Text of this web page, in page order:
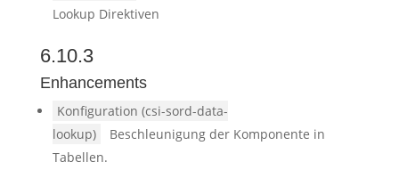
Lookup Direktiven
6.10.3
Enhancements
Konfiguration (csi-sord-data-
lookup)
Beschleunigung der Komponente in
Tabellen.